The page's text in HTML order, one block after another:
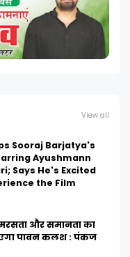
View all
Sooraj Barjatya's
Ayushmann
Says He's Excited
the Film
और समानता का
पावन कलश : पंकज